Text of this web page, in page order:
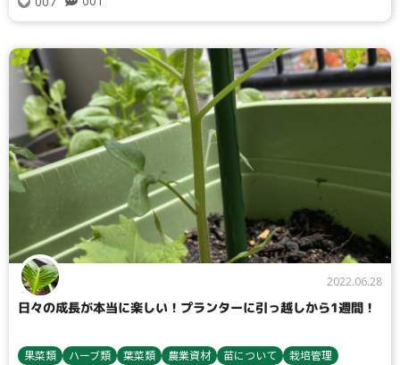
2022.06.28
日々の成長が本当に楽しい！プランターに引っ越しから1週間！
果菜類 ハーブ類 葉菜類 農業資材 苗について
栽培管理